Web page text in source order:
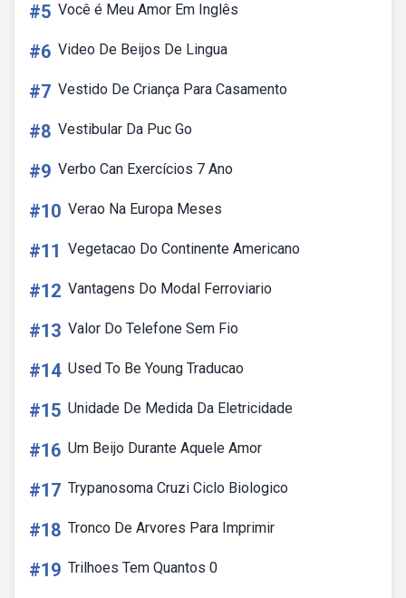
#5 Você é Meu Amor Em Inglês
#6 Video De Beijos De Lingua
#7 Vestido De Criança Para Casamento
#8 Vestibular Da Puc Go
#9 Verbo Can Exercícios 7 Ano
#10 Verao Na Europa Meses
#11 Vegetacao Do Continente Americano
#12 Vantagens Do Modal Ferroviario
#13 Valor Do Telefone Sem Fio
#14 Used To Be Young Traducao
#15 Unidade De Medida Da Eletricidade
#16 Um Beijo Durante Aquele Amor
#17 Trypanosoma Cruzi Ciclo Biologico
#18 Tronco De Arvores Para Imprimir
#19 Trilhoes Tem Quantos 0